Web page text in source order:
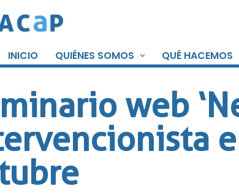
INICIO QUIÉNES SOMOS QUÉ HACEMOS
web